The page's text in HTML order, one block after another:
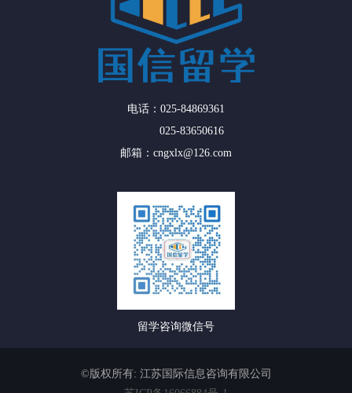
电话：025-84869361
025-83650616
邮箱：cngxlx@126.com
留学咨询微信号
©版权所有: 江苏国际信息咨询有限公司